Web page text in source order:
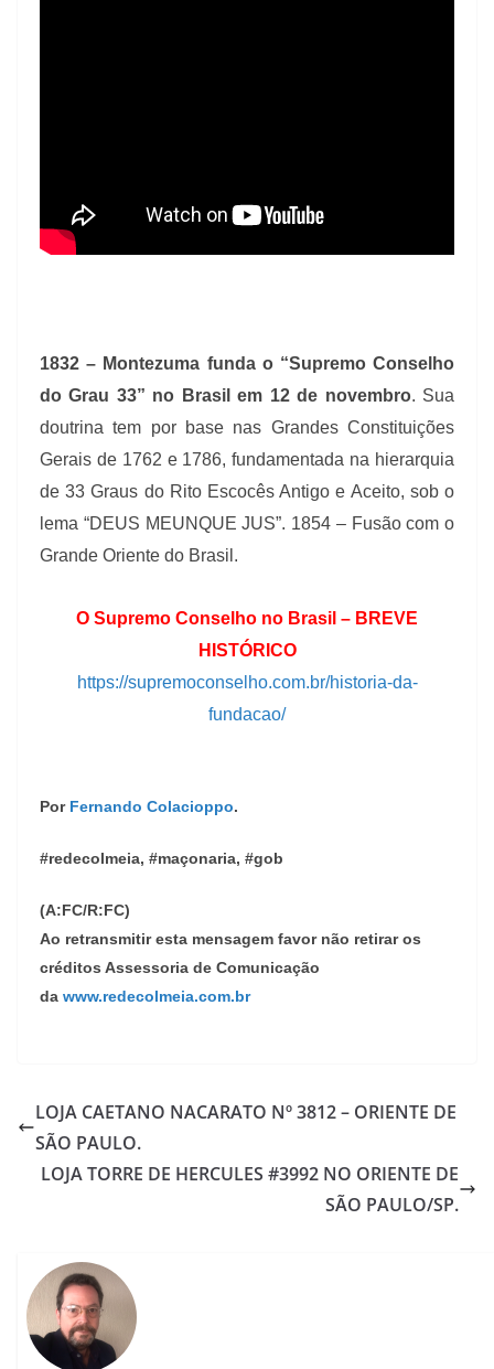
1832 – Montezuma funda o “Supremo Conselho
do Grau 33” no Brasil em 12 de novembro. Sua
doutrina tem por base nas Grandes Constituições
Gerais de 1762 e 1786, fundamentada na hierarquia
de 33 Graus do Rito Escocês Antigo e Aceito, sob o
lema “DEUS MEUNQUE JUS”. 1854 – Fusão com o
Grande Oriente do Brasil.
O Supremo Conselho no Brasil – BREVE
HISTÓRICO
https://supremoconselho.com.br/historia-da-
fundacao/
Por Fernando Colacioppo.
#redecolmeia, #maçonaria, #gob
(A:FC/R:FC)
Ao retransmitir esta mensagem favor não retirar os
créditos Assessoria de Comunicação
da www.redecolmeia.com.br
LOJA CAETANO NACARATO Nº 3812 – ORIENTE DE
SÃO PAULO.
LOJA TORRE DE HERCULES #3992 NO ORIENTE DE
SÃO PAULO/SP.